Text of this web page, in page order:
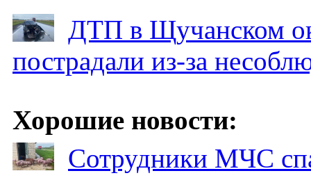
ДТП в Щучанском
пострадали из-за
Хорошие новости:
Сотрудники МЧС